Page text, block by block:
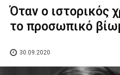
Όταν ο ιστορικός
το προσωπικό
30.09.2020